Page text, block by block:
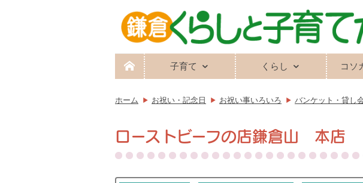
子育て くらし コソ
ホーム お祝い・記念日 お祝い事いろいろ バンケット・貸し
ローストビーフの店鎌倉山 本店